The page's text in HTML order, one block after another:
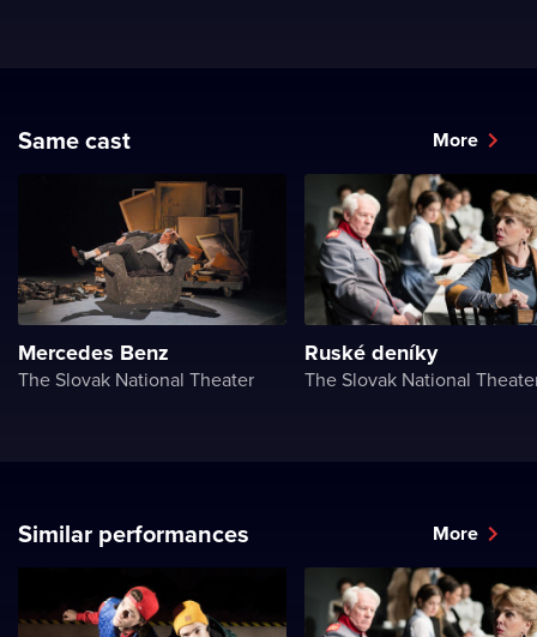
Same cast More
Mercedes Benz
The Slovak National Theater
Ruské deníky
The Slovak National
Similar performances More